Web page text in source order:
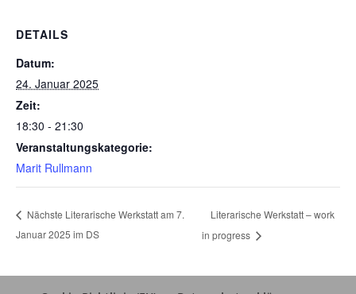
DETAILS
Datum:
24. Januar 2025
Zeit:
18:30 - 21:30
Veranstaltungskategorie:
Marit Rullmann
Nächste Literarische Werkstatt am 7.
Januar 2025 im DS
Literarische Werkstatt – work
in progress